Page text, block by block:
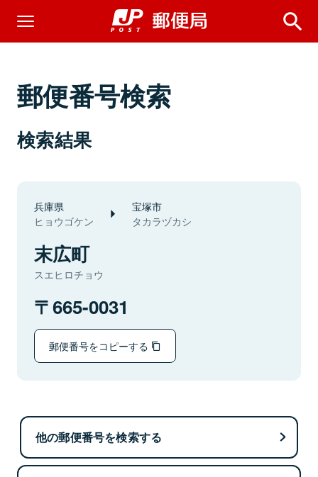
郵便番号検索
検索結果
兵庫県
ヒョウゴケン
宝塚市
タカラヅカシ
末広町
スエヒロチョウ
665-0031
郵便番号をコピーする
他の郵便番号を検索する